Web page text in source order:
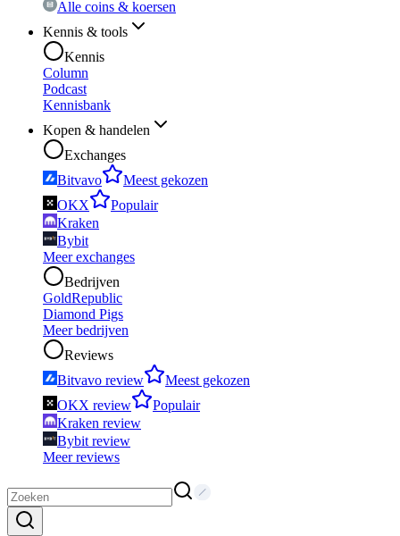
Alle coins & koersen
Kennis & tools
Kennis
Column
Podcast
Kennisbank
Kopen & handelen
Exchanges
Bitvavo
Meest gekozen
OKX
Populair
Kraken
Bybit
Meer exchanges
Bedrijven
GoldRepublic
Diamond Pigs
Meer bedrijven
Reviews
Bitvavo review
Meest gekozen
OKX review
Populair
Kraken review
Bybit review
Meer reviews